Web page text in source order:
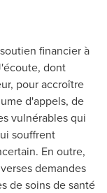
financier à
dont
pour accroître
d'appels, de
vulnérables qui
souffrent
En outre,
demandes
de soins de santé